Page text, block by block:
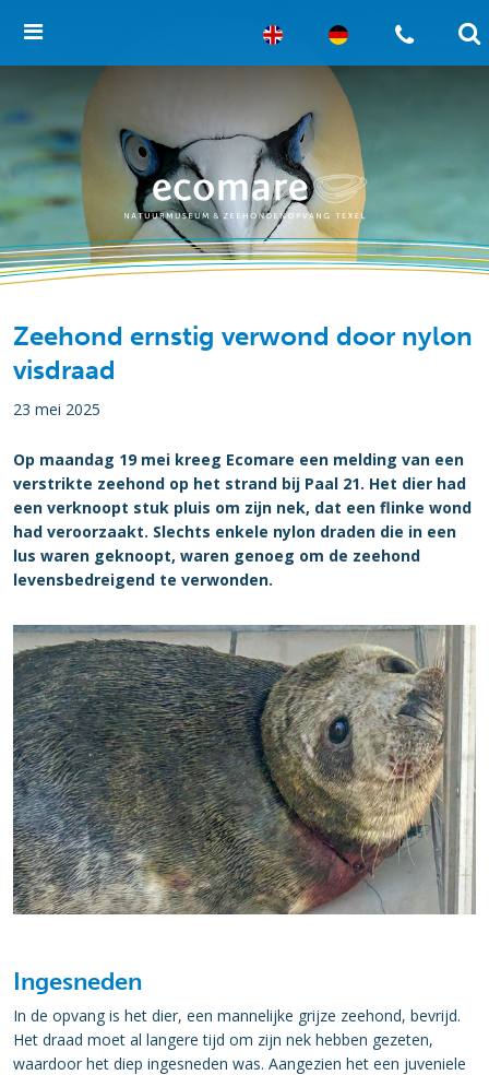
Zeehond ernstig verwond door nylon
visdraad
23 mei 2025
Op maandag 19 mei kreeg Ecomare een melding van een
verstrikte zeehond op het strand bij Paal 21. Het dier had
een verknoopt stuk pluis om zijn nek, dat een flinke wond
had veroorzaakt. Slechts enkele nylon draden die in een
lus waren geknoopt, waren genoeg om de zeehond
levensbedreigend te verwonden.
Ingesneden
In de opvang is het dier, een mannelijke grijze zeehond, bevrijd.
Het draad moet al langere tijd om zijn nek hebben gezeten,
waardoor het diep ingesneden was. Aangezien het een juveniele